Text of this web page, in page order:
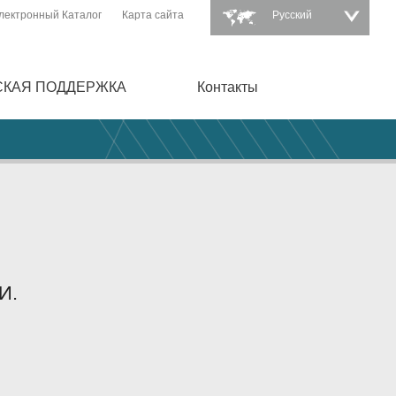
Pусский
Каталог Карта сайта
ПОДДЕРЖКА Контакты